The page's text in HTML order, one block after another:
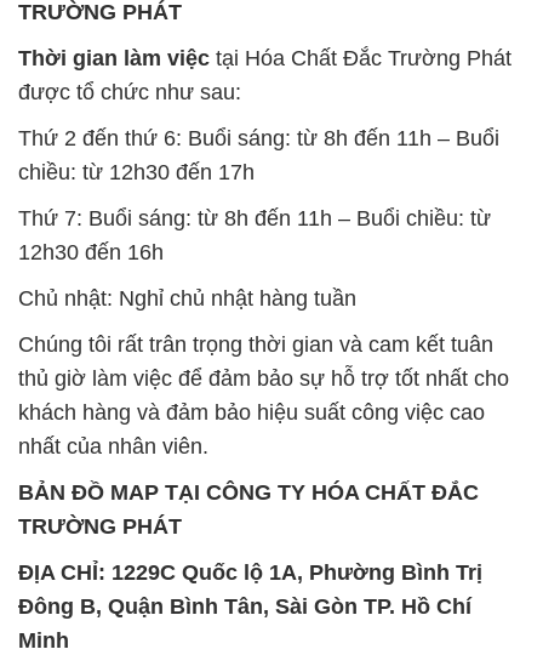
TRƯỜNG PHÁT
Thời gian làm việc tại Hóa Chất Đắc Trường Phát
được tổ chức như sau:
Thứ 2 đến thứ 6: Buổi sáng: từ 8h đến 11h – Buổi
chiều: từ 12h30 đến 17h
Thứ 7: Buổi sáng: từ 8h đến 11h – Buổi chiều: từ
12h30 đến 16h
Chủ nhật: Nghỉ chủ nhật hàng tuần
Chúng tôi rất trân trọng thời gian và cam kết tuân
thủ giờ làm việc để đảm bảo sự hỗ trợ tốt nhất cho
khách hàng và đảm bảo hiệu suất công việc cao
nhất của nhân viên.
BẢN ĐỒ MAP TẠI CÔNG TY HÓA CHẤT ĐẮC
TRƯỜNG PHÁT
ĐỊA CHỈ: 1229C Quốc lộ 1A, Phường Bình Trị
Đông B, Quận Bình Tân, Sài Gòn TP. Hồ Chí
Minh